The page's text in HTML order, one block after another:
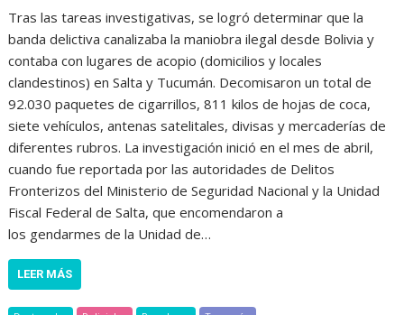
Tras las tareas investigativas, se logró determinar que la
banda delictiva canalizaba la maniobra ilegal desde Bolivia y
contaba con lugares de acopio (domicilios y locales
clandestinos) en Salta y Tucumán. Decomisaron un total de
92.030 paquetes de cigarrillos, 811 kilos de hojas de coca,
siete vehículos, antenas satelitales, divisas y mercaderías de
diferentes rubros. La investigación inició en el mes de abril,
cuando fue reportada por las autoridades de Delitos
Fronterizos del Ministerio de Seguridad Nacional y la Unidad
Fiscal Federal de Salta, que encomendaron a
los gendarmes de la Unidad de…
LEER MÁS